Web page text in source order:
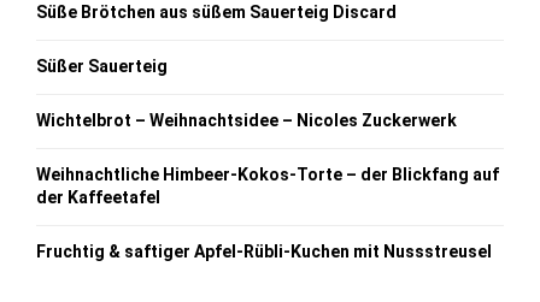
Süße Brötchen aus süßem Sauerteig Discard
Süßer Sauerteig
Wichtelbrot – Weihnachtsidee – Nicoles Zuckerwerk
Weihnachtliche Himbeer-Kokos-Torte – der Blickfang auf
der Kaffeetafel
Fruchtig & saftiger Apfel-Rübli-Kuchen mit Nussstreusel